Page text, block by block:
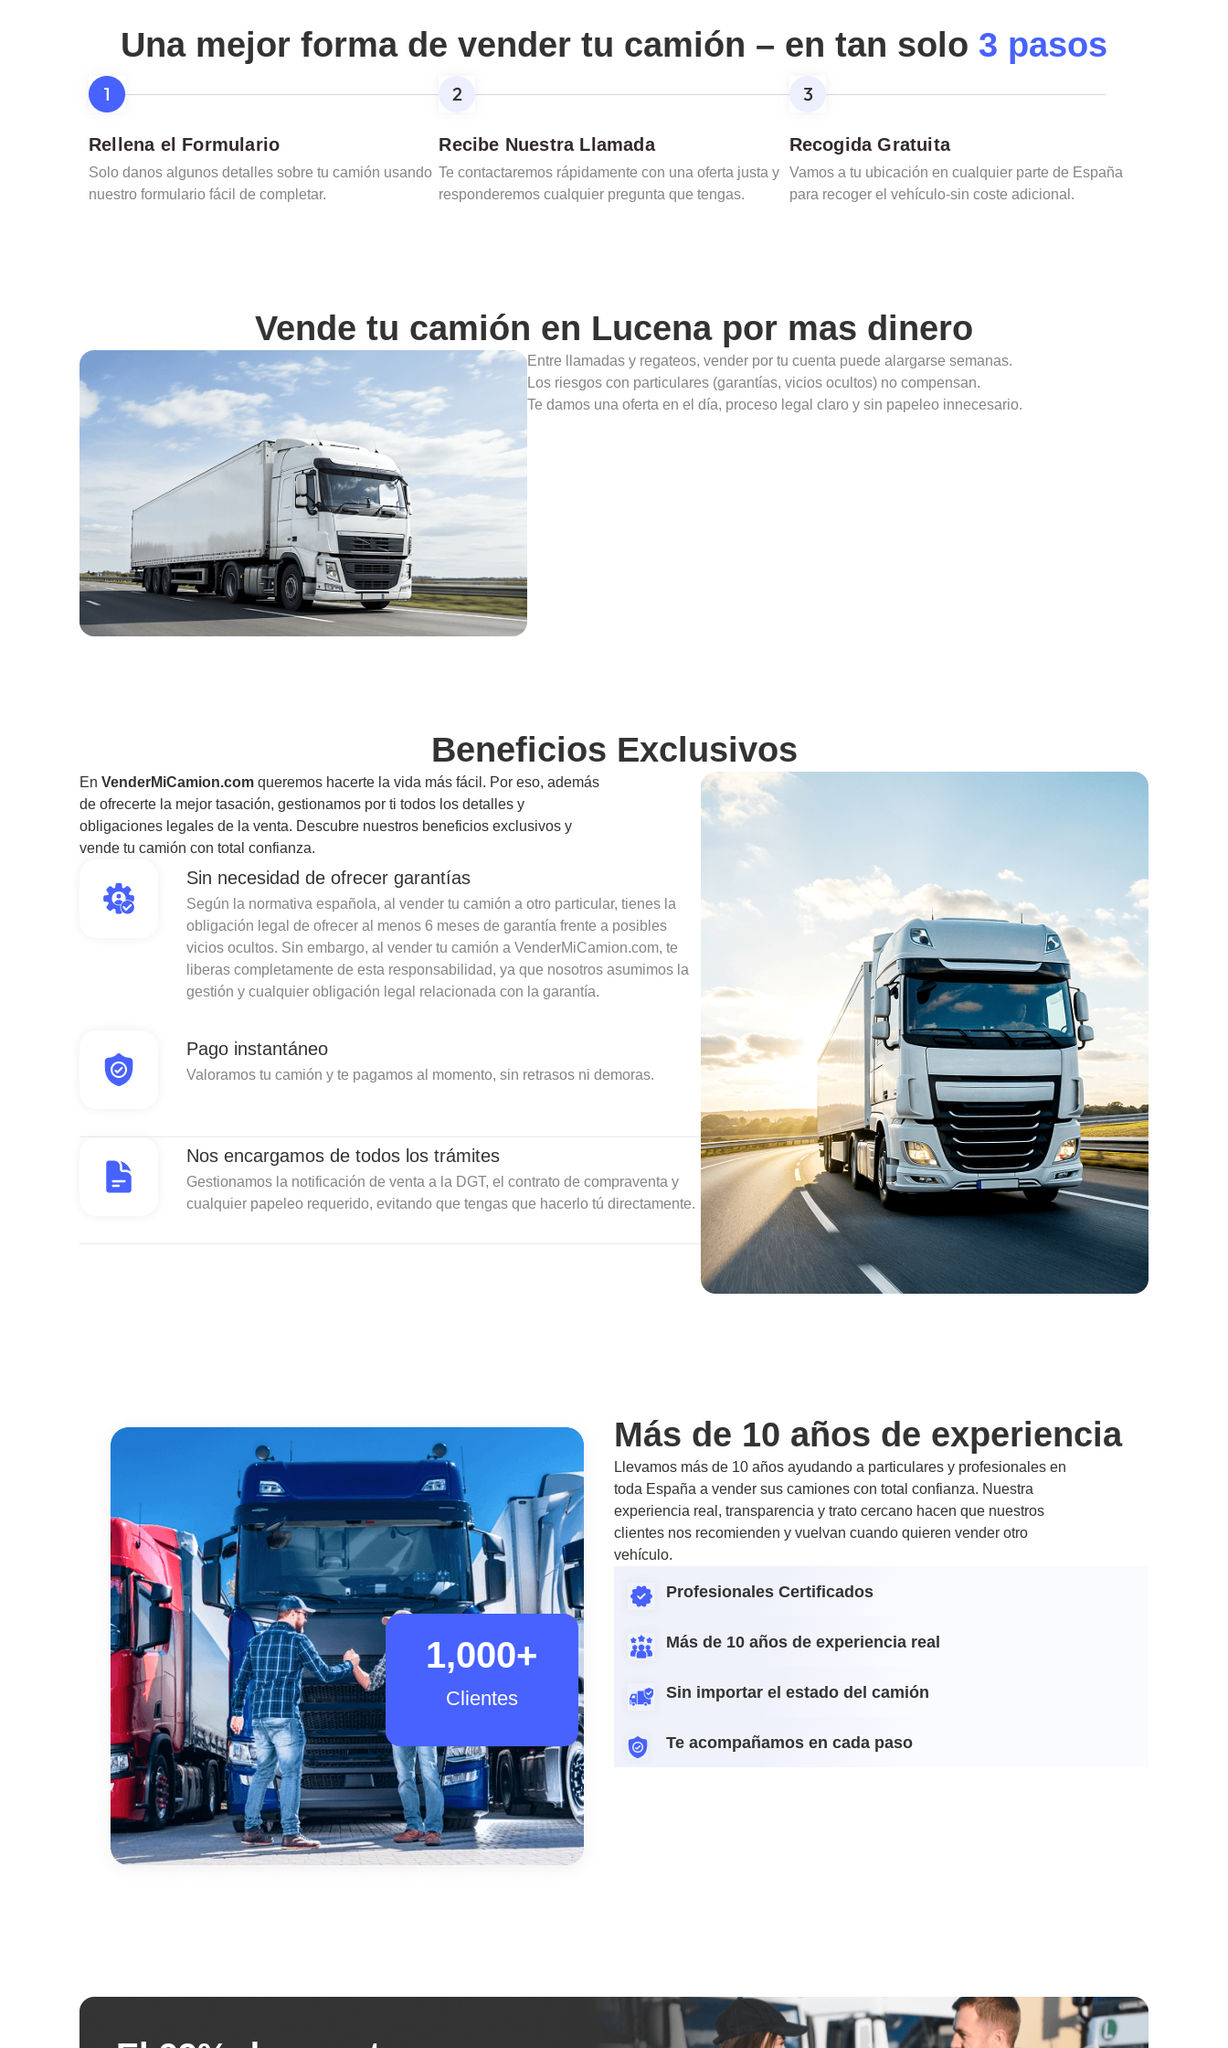
Una mejor forma de vender tu camión – en tan solo 3 pasos
Rellena el Formulario
Solo danos algunos detalles sobre tu camión usando
nuestro formulario fácil de completar.
Recibe Nuestra Llamada
Te contactaremos rápidamente con una oferta justa y
responderemos cualquier pregunta que tengas.
Recogida Gratuita
Vamos a tu ubicación en cualquier parte de España
para recoger el vehículo-sin coste adicional.
Vende tu camión en Lucenapor mas dinero
Entre llamadas y regateos, vender por tu cuenta puede alargarse semanas.
Los riesgos con particulares (garantías, vicios ocultos) no compensan.
Te damos una oferta en el día, proceso legal claro y sin papeleo innecesario.
Beneficios Exclusivos
En VenderMiCamion.com queremos hacerte la vida más fácil. Por eso, además
de ofrecerte la mejor tasación, gestionamos por ti todos los detalles y
obligaciones legales de la venta. Descubre nuestros beneficios exclusivos y
vende tu camión con total confianza.
Sin necesidad de ofrecer garantías
Según la normativa española, al vender tu camión a otro particular, tienes la
obligación legal de ofrecer al menos 6 meses de garantía frente a posibles
vicios ocultos. Sin embargo, al vender tu camión a VenderMiCamion.com, te
liberas completamente de esta responsabilidad, ya que nosotros asumimos la
gestión y cualquier obligación legal relacionada con la garantía.
Pago instantáneo
Valoramos tu camión y te pagamos al momento, sin retrasos ni demoras.
Nos encargamos de todos los trámites
Gestionamos la notificación de venta a la DGT, el contrato de compraventa y
cualquier papeleo requerido, evitando que tengas que hacerlo tú directamente.
Clientes
1,000+
Más de 10 años de experiencia
Llevamos más de 10 años ayudando a particulares y profesionales en
toda España a vender sus camiones con total confianza. Nuestra
experiencia real, transparencia y trato cercano hacen que nuestros
clientes nos recomienden y vuelvan cuando quieren vender otro
vehículo.
Profesionales Certificados
Más de 10 años de experiencia real
Sin importar el estado del camión
Te acompañamos en cada paso